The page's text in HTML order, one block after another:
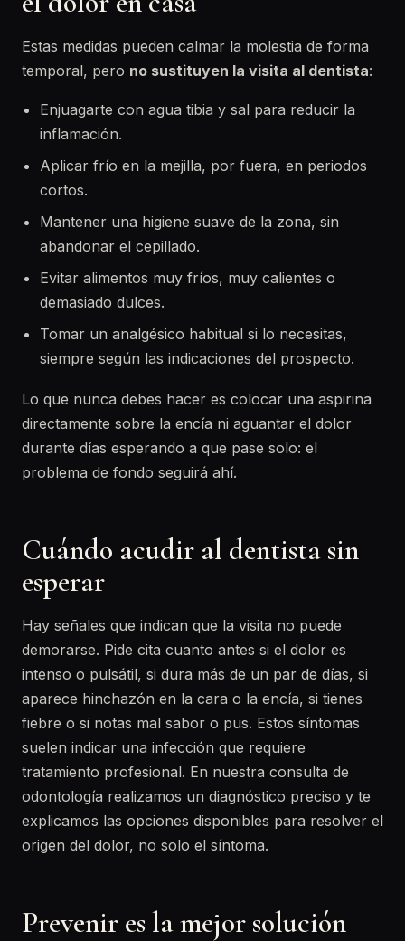
Estas medidas pueden calmar la molestia de forma
temporal, pero no sustituyen la visita al dentista:
Enjuagarte con agua tibia y sal para reducir la
inflamación.
Aplicar frío en la mejilla, por fuera, en periodos
cortos.
Mantener una higiene suave de la zona, sin
abandonar el cepillado.
Evitar alimentos muy fríos, muy calientes o
demasiado dulces.
Tomar un analgésico habitual si lo necesitas,
siempre según las indicaciones del prospecto.
Lo que nunca debes hacer es colocar una aspirina
directamente sobre la encía ni aguantar el dolor
durante días esperando a que pase solo: el
problema de fondo seguirá ahí.
Cuándo acudir al dentista sin
esperar
Hay señales que indican que la visita no puede
demorarse. Pide cita cuanto antes si el dolor es
intenso o pulsátil, si dura más de un par de días, si
aparece hinchazón en la cara o la encía, si tienes
fiebre o si notas mal sabor o pus. Estos síntomas
suelen indicar una infección que requiere
tratamiento profesional. En nuestra consulta de
odontología realizamos un diagnóstico preciso y te
explicamos las opciones disponibles para resolver el
origen del dolor, no solo el síntoma.
Prevenir es la mejor solución